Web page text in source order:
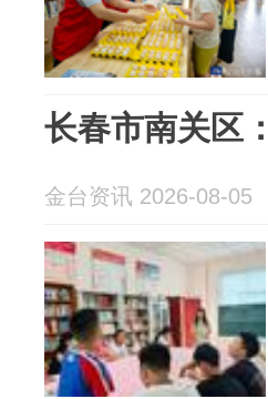
长春市南关区
金台资讯 2026-08-05